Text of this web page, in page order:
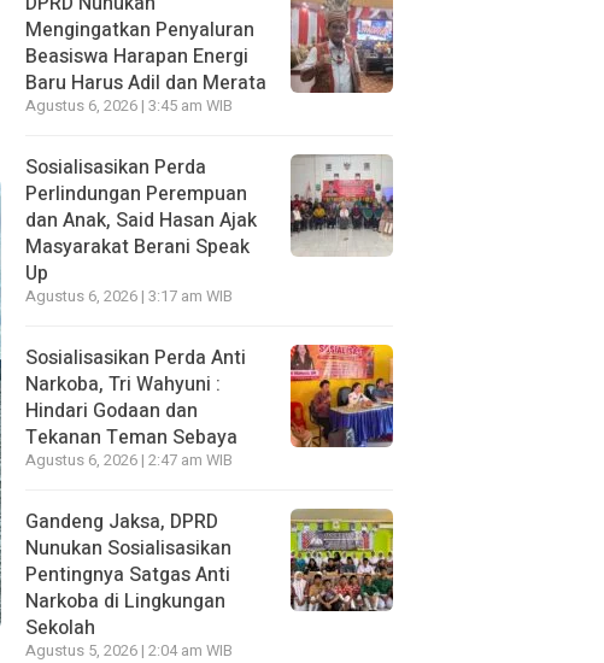
Mengingatkan Penyaluran
Beasiswa Harapan Energi
Baru Harus Adil dan Merata
Agustus 6, 2026 | 3:45 am WIB
Sosialisasikan Perda
Perlindungan Perempuan
dan Anak, Said Hasan Ajak
Masyarakat Berani Speak
Up
Agustus 6, 2026 | 3:17 am WIB
Sosialisasikan Perda Anti
Narkoba, Tri Wahyuni :
Hindari Godaan dan
Tekanan Teman Sebaya
Agustus 6, 2026 | 2:47 am WIB
Gandeng Jaksa, DPRD
Nunukan Sosialisasikan
Pentingnya Satgas Anti
Narkoba di Lingkungan
Sekolah
Agustus 5, 2026 | 2:04 am WIB